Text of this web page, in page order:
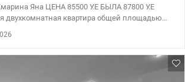
Яна ЦЕНА 85500 У.Е БЫЛА 87800 У.Е
двухкомнатная квартира общей площадью
печь, духовка) с выходом на